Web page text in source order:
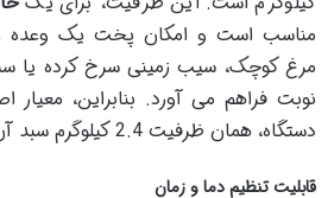
مناسب است و امکان پخت یک وعده
مرغ کوچک، سیب زمینی سرخ کرده یا
نوبت فراهم می آورد. بنابراین، معیار
دستگاه، همان ظرفیت 2.4 کیلوگرم سبد آن است.
قابلیت تنظیم دما و زمان